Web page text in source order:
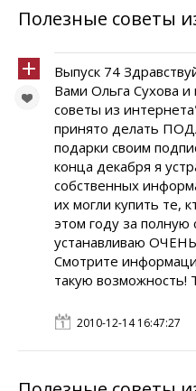
Полезные советы
Выпуск 74
Вами Ольга Сухова
советы из
принято делать
подарки своим
конца декабря я
собственных
их могли купить те,
этом году за полную
устанавливаю
Смотрите
такую возможность!
2010-12-14 16:47:27